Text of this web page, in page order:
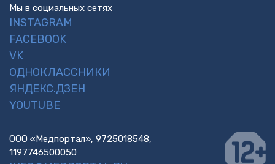
Мы в социальных сетях
INSTAGRAM
FACEBOOK
VK
ОДНОКЛАССНИКИ
ЯНДЕКС.ДЗЕН
YOUTUBE
ООО «Медпортал», 9725018548,
1197746500050